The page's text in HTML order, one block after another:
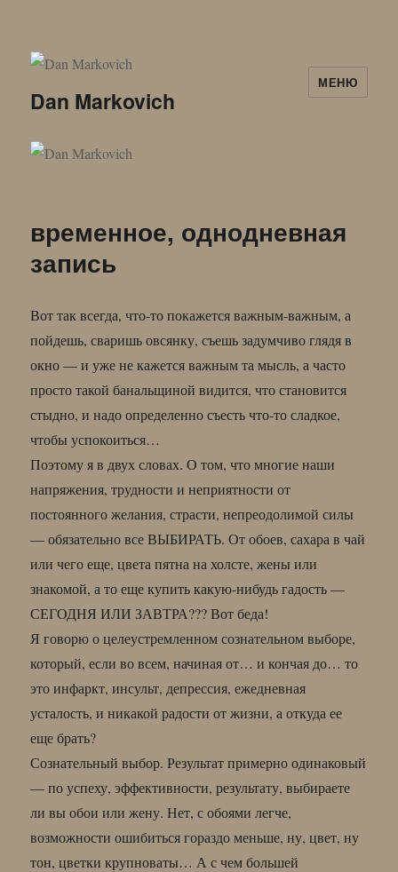
Dan Markovich
МЕНЮ
временное, однодневная
запись
Вот так всегда, что-то покажется важным-важным, а
пойдешь, сваришь овсянку, съешь задумчиво глядя в
окно — и уже не кажется важным та мысль, а часто
просто такой банальщиной видится, что становится
стыдно, и надо определенно съесть что-то сладкое,
чтобы успокоиться…
Поэтому я в двух словах. О том, что многие наши
напряжения, трудности и неприятности от
постоянного желания, страсти, непреодолимой силы
— обязательно все ВЫБИРАТЬ. От обоев, сахара в чай
или чего еще, цвета пятна на холсте, жены или
знакомой, а то еще купить какую-нибудь гадость —
СЕГОДНЯ ИЛИ ЗАВТРА??? Вот беда!
Я говорю о целеустремленном сознательном выборе,
который, если во всем, начиная от… и кончая до… то
это инфаркт, инсульт, депрессия, ежедневная
усталость, и никакой радости от жизни, а откуда ее
еще брать?
Сознательный выбор. Результат примерно одинаковый
— по успеху, эффективности, результату, выбираете
ли вы обои или жену. Нет, с обоями легче,
возможности ошибиться гораздо меньше, ну, цвет, ну
тон, цветки крупноваты… А с чем большей